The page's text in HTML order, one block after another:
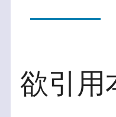
欲引用